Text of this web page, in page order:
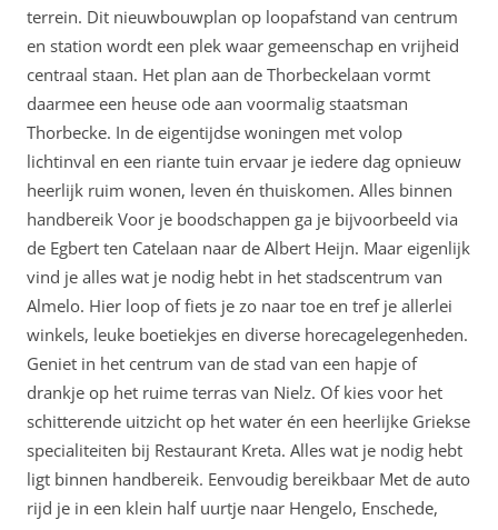
terrein. Dit nieuwbouwplan op loopafstand van centrum
en station wordt een plek waar gemeenschap en vrijheid
centraal staan. Het plan aan de Thorbeckelaan vormt
daarmee een heuse ode aan voormalig staatsman
Thorbecke. In de eigentijdse woningen met volop
lichtinval en een riante tuin ervaar je iedere dag opnieuw
heerlijk ruim wonen, leven én thuiskomen. Alles binnen
handbereik Voor je boodschappen ga je bijvoorbeeld via
de Egbert ten Catelaan naar de Albert Heijn. Maar eigenlijk
vind je alles wat je nodig hebt in het stadscentrum van
Almelo. Hier loop of fiets je zo naar toe en tref je allerlei
winkels, leuke boetiekjes en diverse horecagelegenheden.
Geniet in het centrum van de stad van een hapje of
drankje op het ruime terras van Nielz. Of kies voor het
schitterende uitzicht op het water én een heerlijke Griekse
specialiteiten bij Restaurant Kreta. Alles wat je nodig hebt
ligt binnen handbereik. Eenvoudig bereikbaar Met de auto
rijd je in een klein half uurtje naar Hengelo, Enschede,